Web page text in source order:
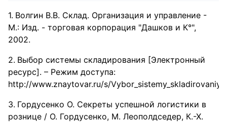
наилучшие решения для управления запасами.
Волгин В.В. Склад. Организация и управление -
М.: Изд. - торговая корпорация "Дашков и К°",
2002.
Выбор системы складирования [Электронный
ресурс]. – Режим доступа:
http://www.znaytovar.ru/s/
Гордусенко О. Секреты успешной логистики в
рознице / О. Гордусенко, М. Леополдседер, К.-Х.